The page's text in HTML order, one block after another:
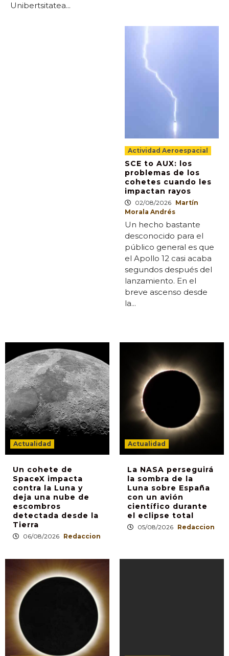
Unibertsitatea...
Actividad Aeroespacial
SCE to AUX: los
problemas de los
cohetes cuando les
impactan rayos
02/08/2026 Martín
Morala Andrés
Un hecho bastante
desconocido para el
público general es que
el Apollo 12 casi acaba
segundos después del
lanzamiento. En el
breve ascenso desde
la...
Actualidad
Un cohete de
SpaceX impacta
contra la Luna y
deja una nube de
escombros
detectada desde la
Tierra
06/08/2026 Redaccion
Actualidad
La NASA perseguirá
la sombra de la
Luna sobre España
con un avión
científico durante
el eclipse total
05/08/2026 Redaccion